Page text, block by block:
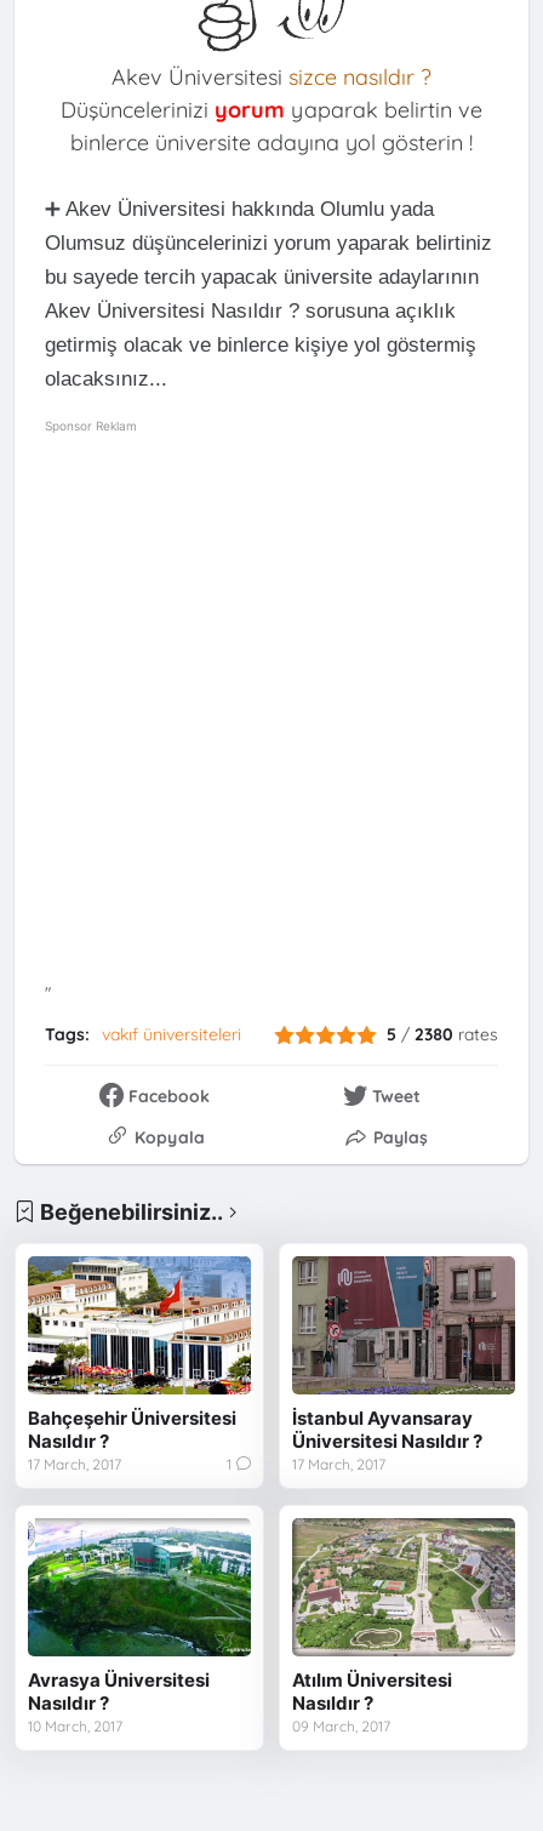
Akev Üniversitesi sizce nasıldır ?
Düşüncelerinizi yorum yaparak belirtin ve
binlerce üniversite adayına yol gösterin !
➕ Akev Üniversitesi hakkında Olumlu yada
Olumsuz düşüncelerinizi yorum yaparak belirtiniz
bu sayede tercih yapacak üniversite adaylarının
Akev Üniversitesi Nasıldır ? sorusuna açıklık
getirmiş olacak ve binlerce kişiye yol göstermiş
olacaksınız...
Sponsor Reklam
"
Tags:
vakıf üniversiteleri 5 /2380 rates
Facebook
Tweet
Kopyala
Paylaş
Beğenebilirsiniz..
Bahçeşehir Üniversitesi
Nasıldır ?
17 March, 2017 1
İstanbul Ayvansaray
Üniversitesi Nasıldır ?
17 March, 2017
Avrasya Üniversitesi
Nasıldır ?
10 March, 2017
Atılım Üniversitesi
Nasıldır ?
09 March, 2017